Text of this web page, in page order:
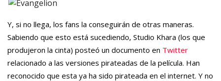
Y, si no llega, los fans la conseguirán de otras maneras.
Sabiendo que esto está sucediendo, Studio Khara (los que
produjeron la cinta) posteó un documento en Twitter
relacionado a las versiones pirateadas de la película. Han
reconocido que esta ya ha sido pirateada en el internet. Y no